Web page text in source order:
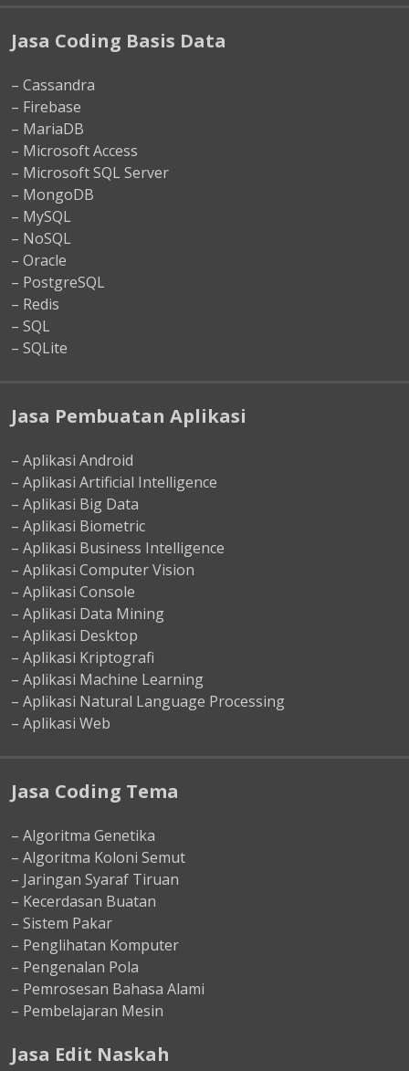
Jasa Coding Basis Data
– Cassandra
– Firebase
– MariaDB
– Microsoft Access
– Microsoft SQL Server
– MongoDB
– MySQL
– NoSQL
– Oracle
– PostgreSQL
– Redis
– SQL
– SQLite
Jasa Pembuatan Aplikasi
– Aplikasi Android
– Aplikasi Artificial Intelligence
– Aplikasi Big Data
– Aplikasi Biometric
– Aplikasi Business Intelligence
– Aplikasi Computer Vision
– Aplikasi Console
– Aplikasi Data Mining
– Aplikasi Desktop
– Aplikasi Kriptografi
– Aplikasi Machine Learning
– Aplikasi Natural Language Processing
– Aplikasi Web
Jasa Coding Tema
– Algoritma Genetika
– Algoritma Koloni Semut
– Jaringan Syaraf Tiruan
– Kecerdasan Buatan
– Sistem Pakar
– Penglihatan Komputer
– Pengenalan Pola
– Pemrosesan Bahasa Alami
– Pembelajaran Mesin
Jasa Edit Naskah